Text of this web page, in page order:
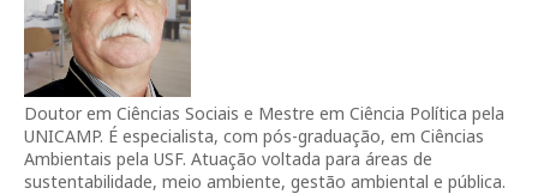
Doutor em Ciências Sociais e Mestre em Ciência Política pela
UNICAMP. É especialista, com pós-graduação, em Ciências
Ambientais pela USF. Atuação voltada para áreas de
sustentabilidade, meio ambiente, gestão ambiental e pública.